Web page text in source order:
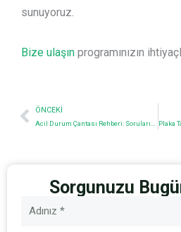
sunuyoruz.
Bize ulaşın programınızın
Prev
ÖNCEKI
Sorgunuzu